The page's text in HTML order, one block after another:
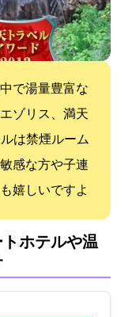
で湯量豊富な
ゾリス、満天
は禁煙ルーム
感な方や子連
嬉しいですよ
ホテルや温